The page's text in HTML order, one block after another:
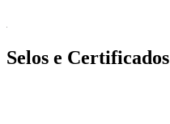
Selos e Certificados